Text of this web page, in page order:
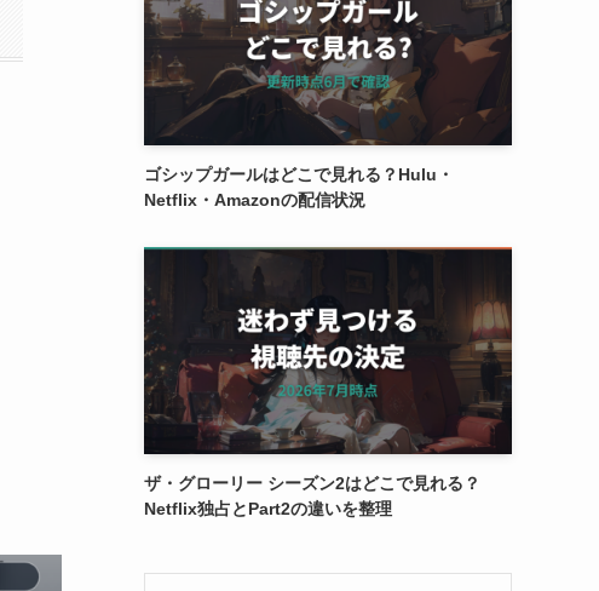
ゴシップガールはどこで見れる？Hulu・
Netflix・Amazonの配信状況
ザ・グローリー シーズン2はどこで見れる？
Netflix独占とPart2の違いを整理